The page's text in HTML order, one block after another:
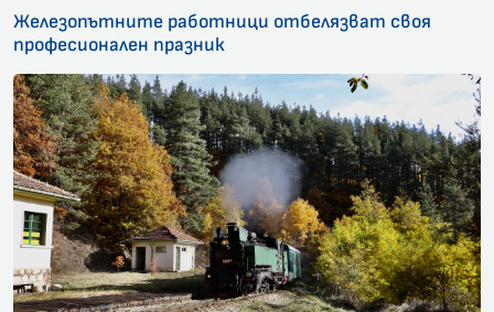
Железопътните работници отбелязват своя
професионален празник